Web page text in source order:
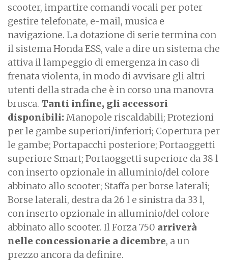
scooter, impartire comandi vocali per poter
gestire telefonate, e-mail, musica e
navigazione. La dotazione di serie termina con
il sistema Honda ESS, vale a dire un sistema che
attiva il lampeggio di emergenza in caso di
frenata violenta, in modo di avvisare gli altri
utenti della strada che è in corso una manovra
brusca. Tanti infine, gli accessori
disponibili: Manopole riscaldabili; Protezioni
per le gambe superiori/inferiori; Copertura per
le gambe; Portapacchi posteriore; Portaoggetti
superiore Smart; Portaoggetti superiore da 38 l
con inserto opzionale in alluminio/del colore
abbinato allo scooter; Staffa per borse laterali;
Borse laterali, destra da 26 l e sinistra da 33 l,
con inserto opzionale in alluminio/del colore
abbinato allo scooter. Il Forza 750 arriverà
nelle concessionarie a dicembre, a un
prezzo ancora da definire.